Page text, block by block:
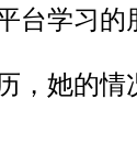
台学习的
，她的